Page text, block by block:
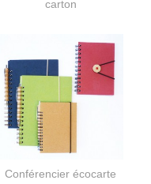
carton
Conférencier écocarte